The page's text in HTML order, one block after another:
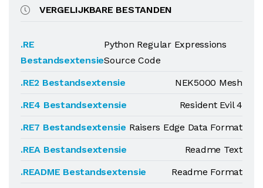
VERGELIJKBARE BESTANDEN
.RE
Bestandsextensie
Python Regular Expressions
Source Code
.RE2 Bestandsextensie
NEK5000 Mesh
.RE4 Bestandsextensie
Resident Evil 4
.RE7 Bestandsextensie Raisers Edge Data Format
.REA Bestandsextensie
Readme Text
.README Bestandsextensie
Readme Format